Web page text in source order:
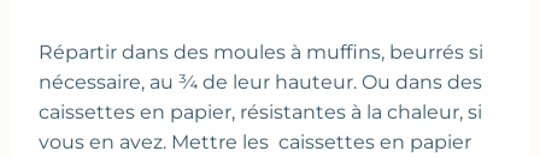
Répartir dans des moules à muffins, beurrés si
nécessaire, au ¾ de leur hauteur. Ou dans des
caissettes en papier, résistantes à la chaleur, si
vous en avez. Mettre les caissettes en papier